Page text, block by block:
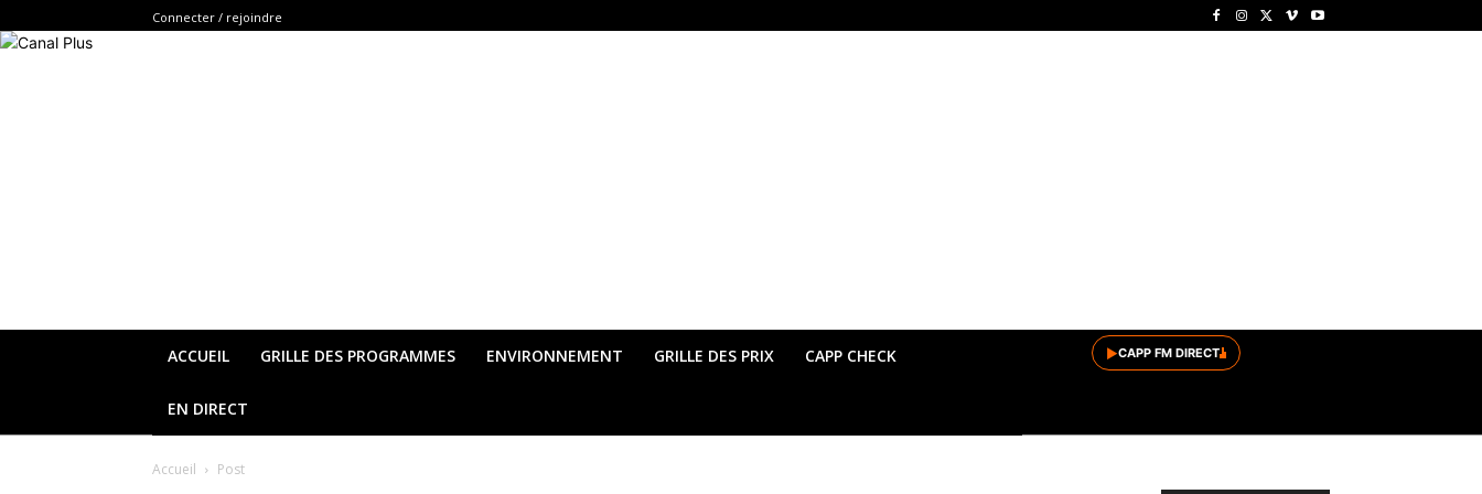
Connecter / rejoindre
ACCUEIL GRILLE DES PROGRAMMES ENVIRONNEMENT GRILLE DES PRIX CAPP CHECK
EN DIRECT
▶CAPP FM DIRECT
Accueil Post